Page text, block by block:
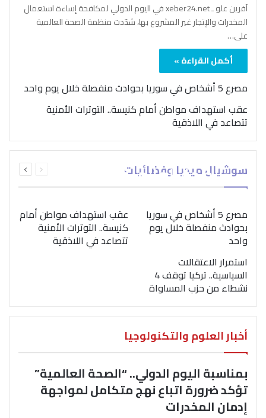
آفرين علو ـ xeber24.net في اليوم الدولي لمكافحة إساءة استعمال
المخدرات والإتجار غير المشروع بها، شدّدت منظمة الصحة العالمية
على…
أكمل القراءة »
مصرع 5 أشخاص في سوريا بحوادث منفصلة خلال يوم واحد
عقب استهداف مواطن أمام كنيسة.. التوترات الأمنية
تتصاعد في اللاذقية
سوشيال ميديا وفضائيات الصفحةالصفحة
بمناسبة اليوم الدولي..
“الصحة العالمية” تؤكد
ضرورة اتباع نهج متكامل
لمواجهة إدمان المخدرات
مصرع 5 أشخاص في سوريا
بحوادث منفصلة خلال يوم
واحد
عقب استهداف مواطن أمام
كنيسة.. التوترات الأمنية
تتصاعد في اللاذقية
استمرار الاعتقالات
السياسية.. تركيا توقف 4
نشطاء من حزب المساواة
أخبار العلوم والتكنولوجيا
بمناسبة اليوم الدولي.. “الصحة العالمية”
تؤكد ضرورة اتباع نهج متكامل لمواجهة
إدمان المخدرات